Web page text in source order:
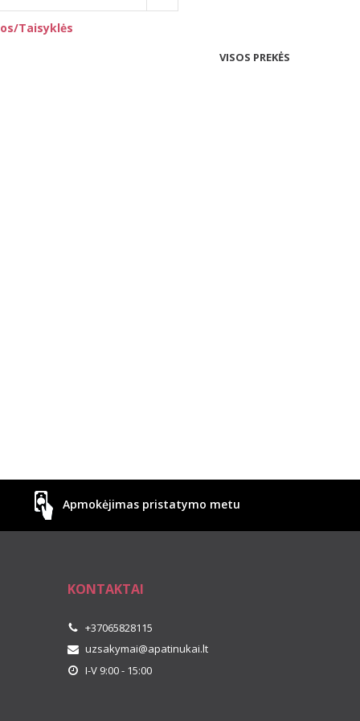
Taisyklės
VISOS PREKĖS
Apmokėjimas pristatymo metu
KONTAKTAI
+37065828115
uzsakymai@apatinukai.lt
I-V 9:00 - 15:00